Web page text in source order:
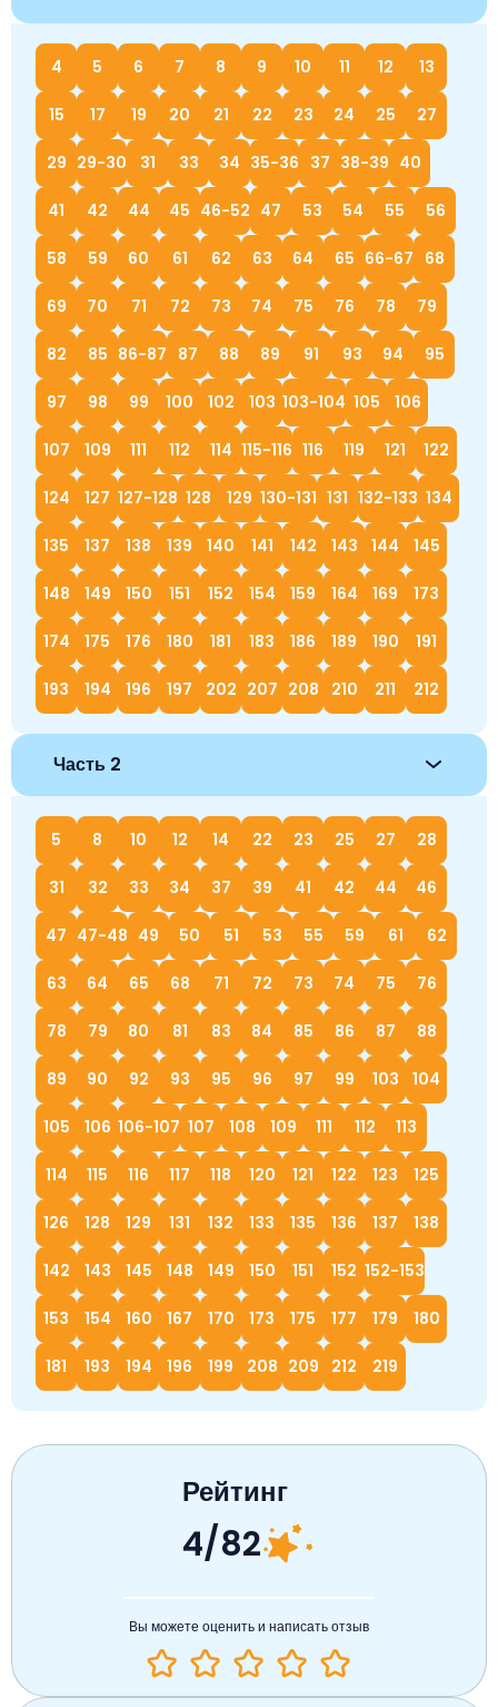
4 5 6 7 8 9 10 11 12 13
15 17 19 20 21 22 23 24 25 27
29 29-30 31 33 34 35-36 37 38-39 40
41 42 44 45 46-52 47 53 54 55 56
58 59 60 61 62 63 64 65 66-67 68
69 70 71 72 73 74 75 76 78 79
82 85 86-87 87 88 89 91 93 94 95
97 98 99 100 102 103 103-104 105 106
107 109 111 112 114 115-116 116 119 121 122
124 127 127-128 128 129 130-131 131 132-133 134
135 137 138 139 140 141 142 143 144 145
148 149 150 151 152 154 159 164 169 173
174 175 176 180 181 183 186 189 190 191
193 194 196 197 202 207 208 210 211 212
Часть 2
5 8 10 12 14 22 23 25 27 28
31 32 33 34 37 39 41 42 44 46
47 47-48 49 50 51 53 55 59 61 62
63 64 65 68 71 72 73 74 75 76
78 79 80 81 83 84 85 86 87 88
89 90 92 93 95 96 97 99 103 104
105 106 106-107 107 108 109 111 112 113
114 115 116 117 118 120 121 122 123 125
126 128 129 131 132 133 135 136 137 138
142 143 145 148 149 150 151 152 152-153
153 154 160 167 170 173 175 177 179 180
181 193 194 196 199 208 209 212 219
Рейтинг
4/82
Вы можете оценить и написать отзыв